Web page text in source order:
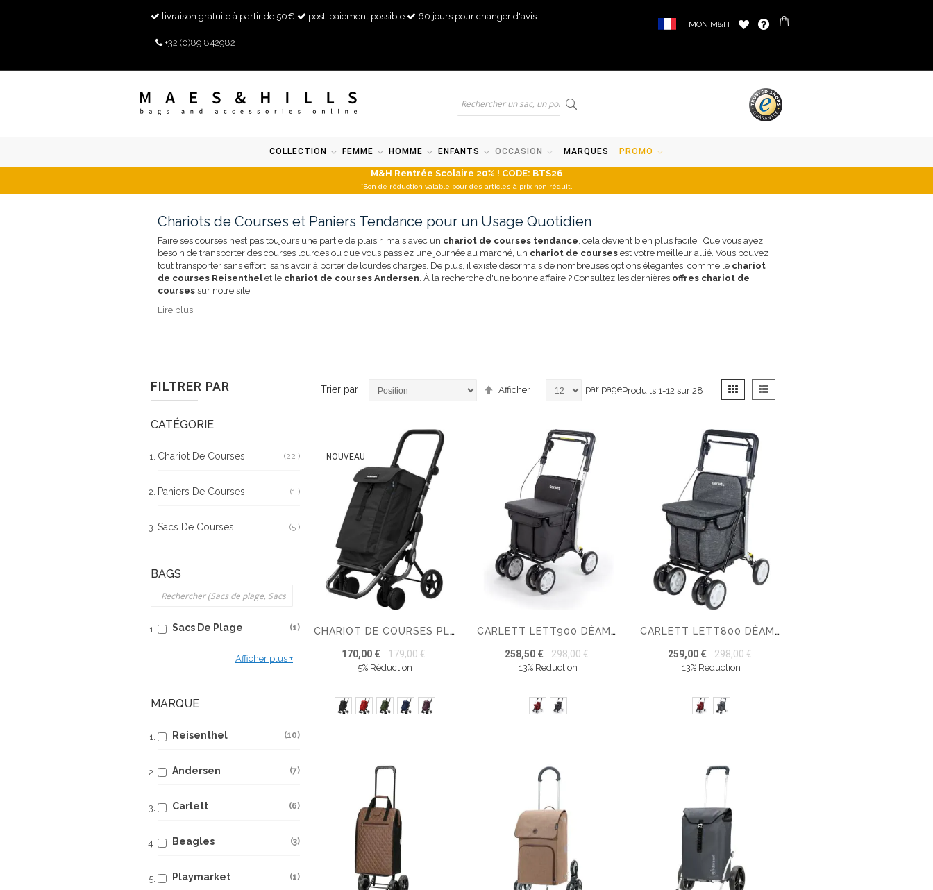
livraison gratuite à partir de 50€ post-paiement possible 60 jours pour changer d'avis
+32 (0)89 842982
MON M&H
COLLECTION FEMME HOMME ENFANTS OCCASION MARQUES PROMO
M&H Rentrée Scolaire 20% ! CODE: BTS26
*Bon de réduction valable pour des articles à prix non réduit.
Chariots de Courses et Paniers Tendance pour un Usage Quotidien
Faire ses courses n’est pas toujours une partie de plaisir, mais avec un chariot de courses tendance, cela devient bien plus facile ! Que vous ayez
besoin de transporter des courses lourdes ou que vous passiez une journée au marché, un chariot de courses est votre meilleur allié. Vous pouvez
tout transporter sans effort, sans avoir à porter de lourdes charges. De plus, il existe désormais de nombreuses options élégantes, comme le chariot
de courses Reisenthelet le chariot de courses Andersen. À la recherche d'une bonne affaire ? Consultez les dernières offres chariot de
courses sur notre site.
Lire plus
Trier par
Par
Afficher par pageProduits 1-12 sur 28
Afficher
en
Grille Liste
NOUVEAU
CHARIOT DE COURSES PLIABLE PLAYMARKET GO UP PREMIUM À 4 ROUES
170,00 € 179,00 €
5% Réduction
CARLETT LETT900 DÉAMBULATEUR ET CHARIOT DE COURSES TOUT-EN-UN
258,50 € 298,00 €
13% Réduction
CARLETT LETT800 DÉAMBULATEUR CHARIOT DE COURSES
259,00 € 298,00 €
13% Réduction
FILTRER PAR
CATÉGORIE
Chariot De Courses 22 Articles
Paniers De Courses 1 Article
Sacs De Courses 5 Articles
BAGS
Sacs De Plage 1
Afficher plus
MARQUE
Reisenthel 10
Andersen 7
Carlett 6
Beagles 3
Playmarket 1